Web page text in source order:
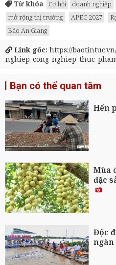
Từ khóa Cơ hội doanh nghiệp
mở rộng thị trường
APEC 2027
Báo An Giang
Link gốc: https://
nghiep-cong-nghiep-thuc-
Bạn có thể quan tâm
Hến
Mùa
đặc
Độc